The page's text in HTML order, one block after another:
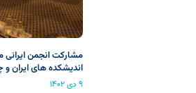
مشارکت انجمن
اندیشکده های ایران و
۹ دی ۱۴۰۲